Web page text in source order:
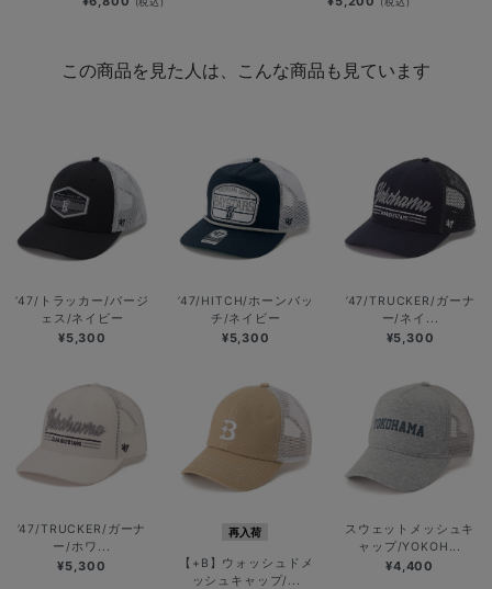
この商品を見た人は、こんな商品も見ています
’47/トラッカー/バージ
ェス/ネイビー
¥5,300
’47/HITCH/ホーンバッ
チ/ネイビー
¥5,300
’47/TRUCKER/ガーナ
ー/ネイ...
¥5,300
’47/TRUCKER/ガーナ
ー/ホワ...
¥5,300
再入荷
【+B】ウォッシュドメ
ッシュキャップ/...
スウェットメッシュキ
ャップ/YOKOH...
¥4,400